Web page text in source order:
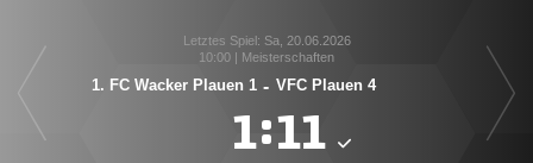
Letztes Spiel: Sa, 20.06.2026
10:00 | Meisterschaften
1. FC Wacker Plauen 1 - VFC Plauen 4
: